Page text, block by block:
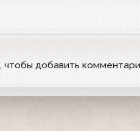
, чтобы добавить